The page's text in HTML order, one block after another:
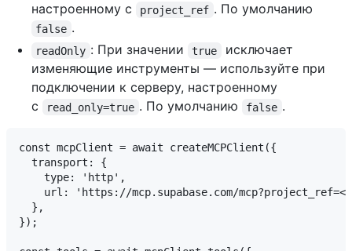
настроенному с
project_ref . По умолчанию
false .
readOnly : При значении true
исключает
изменяющие инструменты — используйте при
подключении к серверу, настроенному
с
read_only=true . По умолчанию false .
const mcpClient = await createMCPClient({
  transport: {
    type: 'http',
url: 'https://mcp.supabase.com/
  },
});